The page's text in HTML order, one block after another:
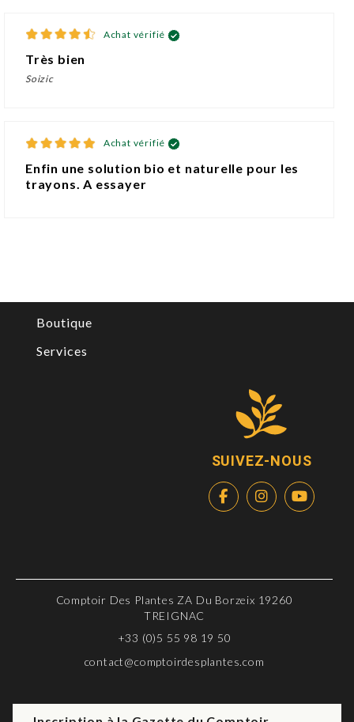
Achat vérifié
Très bien
Soizic
Achat vérifié
Enfin une solution bio et naturelle pour les
trayons. A essayer
Boutique
Services
SUIVEZ-NOUS
Comptoir Des Plantes ZA Du Borzeix 19260
TREIGNAC
+33 (0)5 55 98 19 50
contact@comptoirdesplantes.com